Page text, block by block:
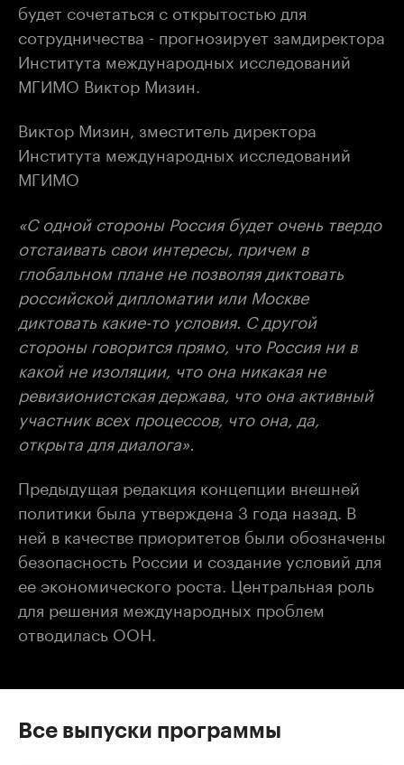
будет сочетаться с открытостью для
сотрудничества - прогнозирует замдиректора
Института международных исследований
МГИМО Виктор Мизин.
Виктор Мизин, зместитель директора
Института международных исследований
МГИМО
«С одной стороны Россия будет очень твердо
отстаивать свои интересы, причем в
глобальном плане не позволяя диктовать
российской дипломатии или Москве
диктовать какие-то условия. С другой
стороны говорится прямо, что Россия ни в
какой не изоляции, что она никакая не
ревизионистская держава, что она активный
участник всех процессов, что она, да,
открыта для диалога».
Предыдущая редакция концепции внешней
политики была утверждена 3 года назад. В
ней в качестве приоритетов были обозначены
безопасность России и создание условий для
ее экономического роста. Центральная роль
для решения международных проблем
отводилась ООН.
Все выпуски программы